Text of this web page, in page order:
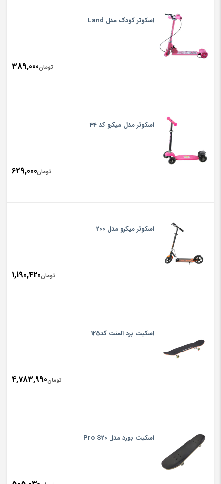
اسکوتر کودک مدل Land
تومان389,000
اسکوتر مدل میکرو کد 44
تومان629,000
اسکوتر میکرو مدل 200
تومان1,190,420
اسکیت برد المنت کد125
تومان4,783,990
اسکیت بورد مدل Pro S20